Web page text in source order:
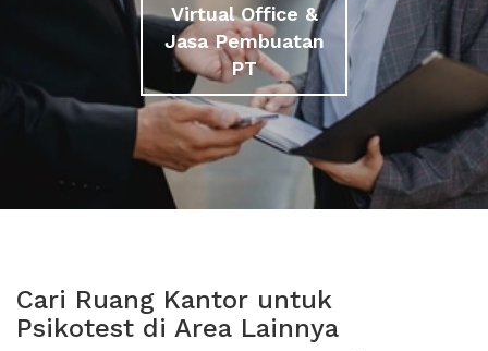
Virtual Office &
Jasa Pembuatan
PT
Cari Ruang Kantor untuk
Psikotest di Area Lainnya